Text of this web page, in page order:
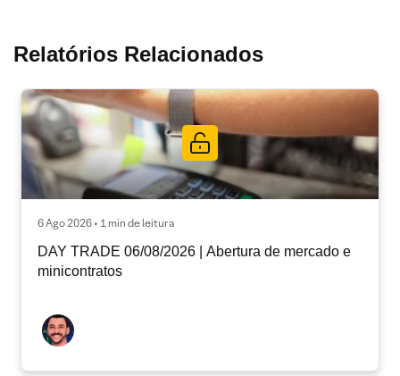
Relatórios Relacionados
6 Ago 2026 • 1 min de leitura
DAY TRADE 06/08/2026 | Abertura de mercado e
minicontratos